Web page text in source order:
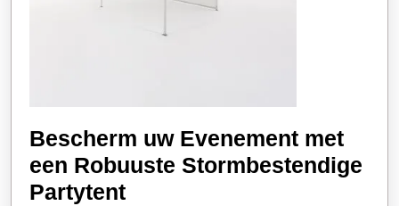
Bescherm uw Evenement met
een Robuuste Stormbestendige
PartytentBescherm